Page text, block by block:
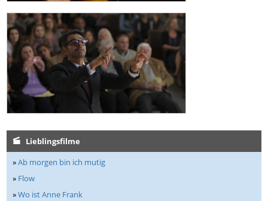
Lieblingsfilme
»Ab morgen bin ich mutig
» Flow
»Wo ist Anne Frank